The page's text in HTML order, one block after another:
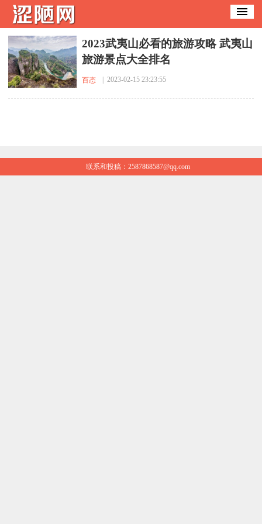
​2023武夷山必看的旅游攻略 武夷山
旅游景点大全排名
百态 | 2023-02-15 23:23:55
联系和投稿：2587868587@qq.com